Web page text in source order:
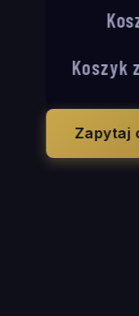
Koszyk
Zapytaj